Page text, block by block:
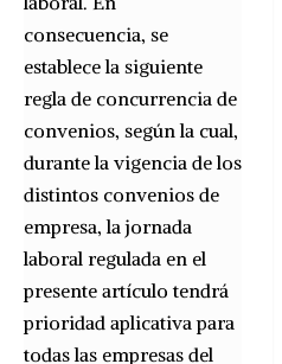
consecuencia, se
establece la siguiente
regla de concurrencia de
convenios, según la cual,
durante la vigencia de los
distintos convenios de
empresa, la jornada
laboral regulada en el
presente artículo tendrá
prioridad aplicativa para
todas las empresas del